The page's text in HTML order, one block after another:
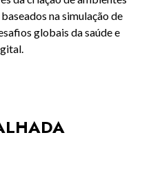
na simulação de
globais da saúde e